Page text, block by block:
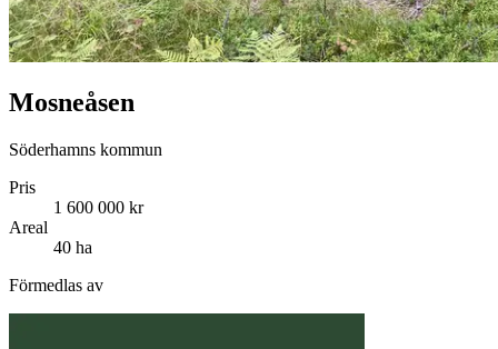
Mosneåsen
Söderhamns kommun
Pris
1 600 000 kr
Areal
40 ha
Förmedlas av